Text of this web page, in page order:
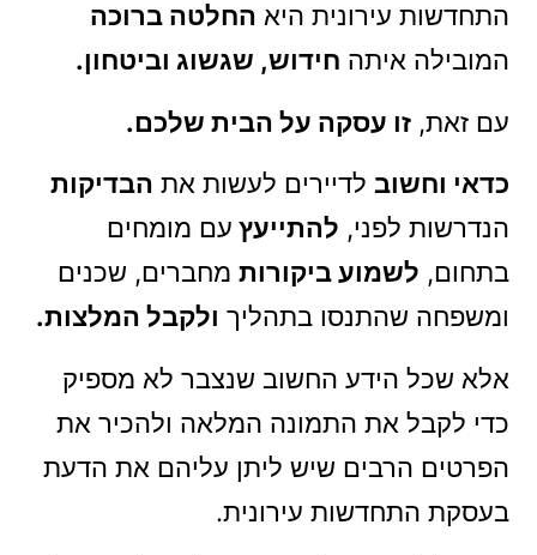
התחדשות עירונית היא החלטה ברוכה
המובילה איתה חידוש, שגשוג וביטחון.
עם זאת, זו עסקה על הבית שלכם.
כדאי וחשוב לדיירים לעשות את הבדיקות
הנדרשות לפני, להתייעץ עם מומחים
בתחום, לשמוע ביקורות מחברים, שכנים
ומשפחה שהתנסו בתהליך ולקבל המלצות.
אלא שכל הידע החשוב שנצבר לא מספיק
כדי לקבל את התמונה המלאה ולהכיר את
הפרטים הרבים שיש ליתן עליהם את הדעת
בעסקת התחדשות עירונית.